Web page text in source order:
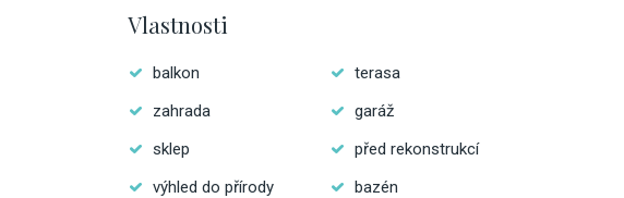
Vlastnosti
balkon
terasa
zahrada
garáž
sklep
před rekonstrukcí
výhled do přírody
bazén